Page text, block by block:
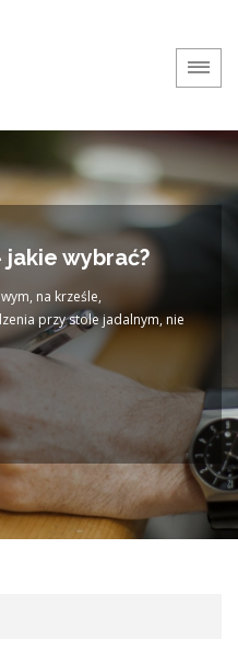
wybrać?
na krześle,
przy stole jadalnym, nie